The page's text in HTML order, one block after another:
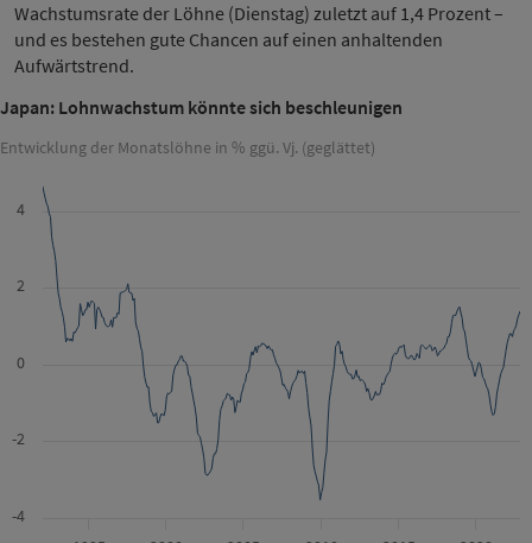
Wachstumsrate der Löhne (Dienstag) zuletzt auf 1,4 Prozent –
und es bestehen gute Chancen auf einen anhaltenden
Aufwärtstrend.
Japan: Lohnwachstum könnte sich beschleunigen
Entwicklung der Monatslöhne in % ggü. Vj. (geglättet)
-4
-2
0
2
4